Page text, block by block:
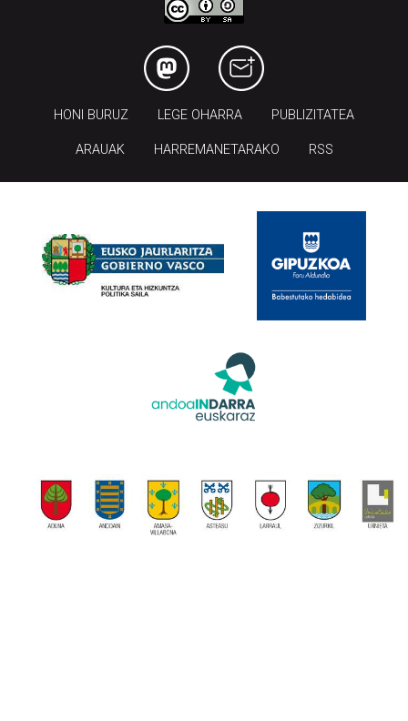
HONI BURUZ LEGE OHARRA PUBLIZITATEA
ARAUAK HARREMANETARAKO RSS